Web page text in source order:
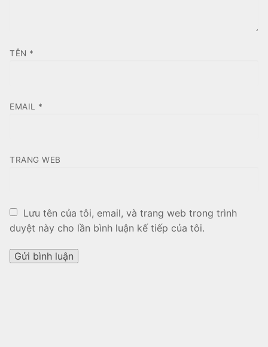
TÊN *
EMAIL *
TRANG WEB
Lưu tên của tôi, email, và trang web trong trình
duyệt này cho lần bình luận kế tiếp của tôi.